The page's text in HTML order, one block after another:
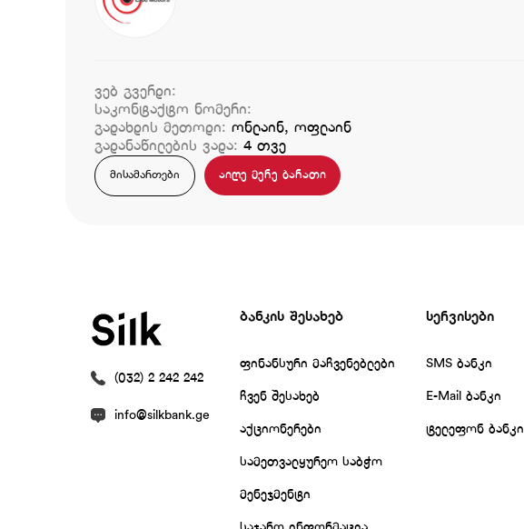
ვებ გვერდი:
საკონტაქტო ნომერი:
გადახდის მეთოდი: ონლაინ, ოფლაინ
გადანაწილების ვადა: 4 თვე
მისამართები აიღე მერე ბარათი
(032) 2 242 242
info@silkbank.ge
ბანკის შესახებ
ფინანსური მაჩვენებლები
ჩვენ შესახებ
აქციონერები
სამეთვალყურეო საბჭო
მენეჯმენტი
სერვისები
SMS ბანკი
E-Mail ბანკი
ტელეფონ ბანკი